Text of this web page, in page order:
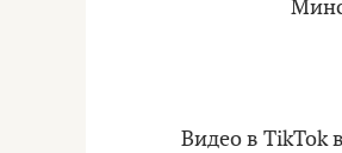
Видео в TikTok